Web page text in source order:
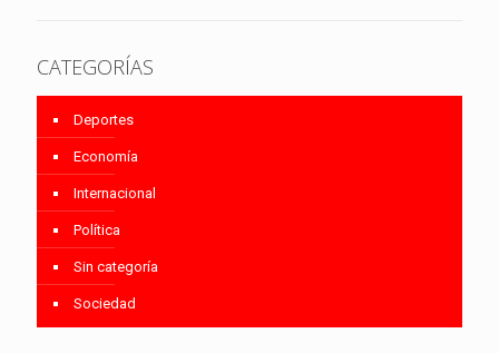
CATEGORÍAS
Deportes
Economía
Internacional
Política
Sin categoría
Sociedad